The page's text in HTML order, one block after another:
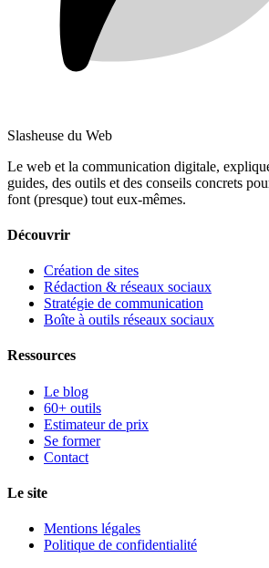
Slasheuse du Web
Le web et la communication digitale,
guides, des outils et des conseils concrets
font (presque) tout eux-mêmes.
Découvrir
Création de sites
Rédaction & réseaux sociaux
Stratégie de communication
Boîte à outils réseaux sociaux
Ressources
Le blog
60+ outils
Estimateur de prix
Se former
Contact
Le site
Mentions légales
Politique de confidentialité